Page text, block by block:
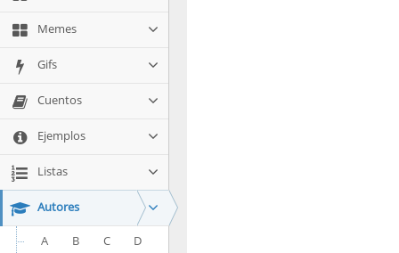
Memes
Gifs
Cuentos
Ejemplos
Listas
Autores
A B C
D